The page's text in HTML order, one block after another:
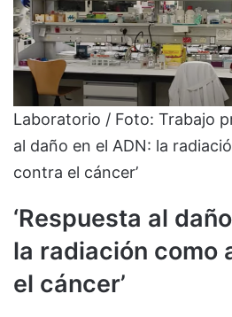
Laboratorio / Foto: Trabajo
al daño en el ADN: la
contra el cáncer’
‘Respuesta al
la radiación como
el cáncer’